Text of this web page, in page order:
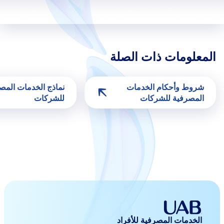
المعلومات ذات الصلة
شروط وأحكام الخدمات
المصرفية للشركات
نماذج الخدمات
للشركات
الخدمات المصرفية للأفراد